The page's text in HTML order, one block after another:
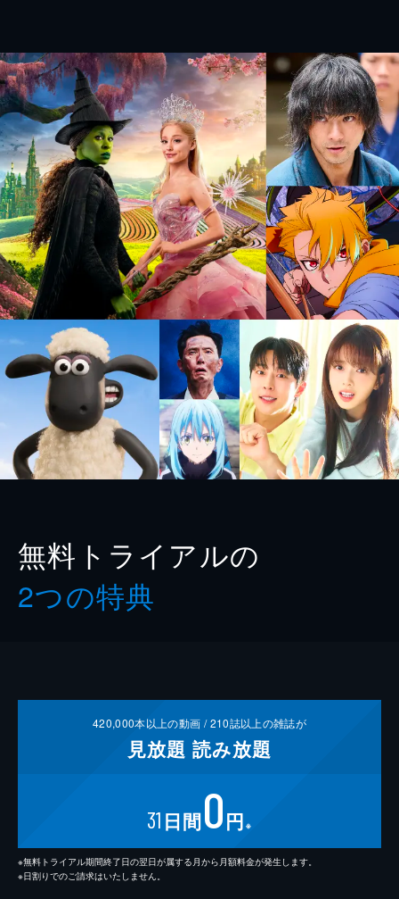
無料トライアルの
2つの特典
420,000本以上の動画 /210誌以上の雑誌が
見放題 読み放題
31 日間0円 ※
※無料トライアル期間終了日の翌日が属する月から月額料金が発生します。
※日割りでのご請求はいたしません。